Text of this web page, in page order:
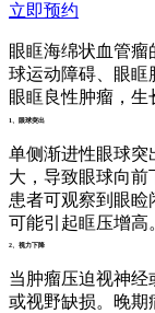
立即预约
眼眶海绵状血管
球运动障碍、眼眶
眼眶良性肿瘤，生
1、眼球突出
单侧渐进性眼球突
大，导致眼球向前
患者可观察到眼
可能引起眶压增高
2、视力下降
当肿瘤压迫视神经
或视野缺损。晚期